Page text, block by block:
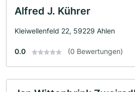
Alfred J. Kührer
Kleiwellenfeld 22, 59229 Ahlen
0.0 (0 Bewertungen)